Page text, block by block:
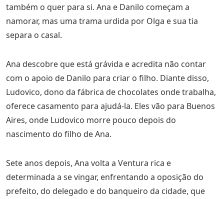
também o quer para si. Ana e Danilo começam a
namorar, mas uma trama urdida por Olga e sua tia
separa o casal.
Ana descobre que está grávida e acredita não contar
com o apoio de Danilo para criar o filho. Diante disso,
Ludovico, dono da fábrica de chocolates onde trabalha,
oferece casamento para ajudá-la. Eles vão para Buenos
Aires, onde Ludovico morre pouco depois do
nascimento do filho de Ana.
Sete anos depois, Ana volta a Ventura rica e
determinada a se vingar, enfrentando a oposição do
prefeito, do delegado e do banqueiro da cidade, que